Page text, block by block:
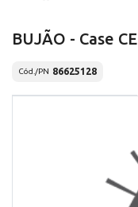
BUJÃO - Case CE
Cód./PN 86625128